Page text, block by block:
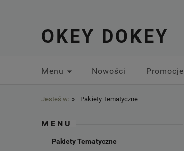
OKEY DOKEY
Menu Nowości Promocje
Jesteś w: » Pakiety Tematyczne
MENU
Pakiety Tematyczne